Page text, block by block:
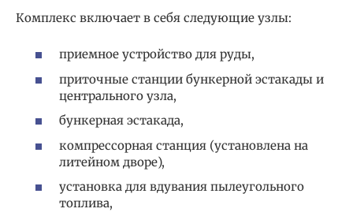
Комплекс включает в себя следующие узлы:
приемное устройство для руды,
приточные станции бункерной эстакады и
центрального узла,
бункерная эстакада,
компрессорная станция (установлена на
литейном дворе),
установка для вдувания пылеугольного
топлива,